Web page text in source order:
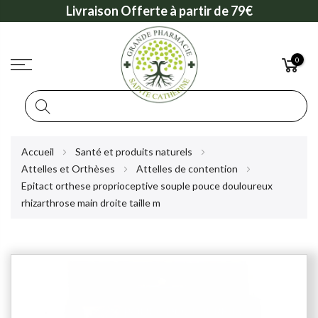
Livraison Offerte à partir de 79€
0
Accueil
Santé et produits naturels
Attelles et Orthèses
Attelles de contention
Epitact orthese proprioceptive souple pouce douloureux
rhizarthrose main droite taille m